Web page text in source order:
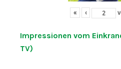
« ‹
Impressionen vom
TV)